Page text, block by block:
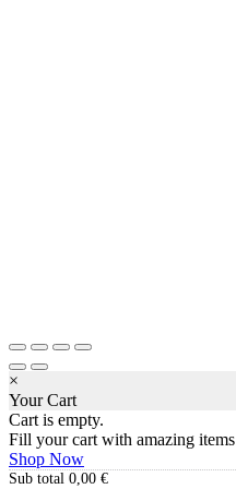
×
Your Cart
Cart is empty.
Fill your cart with amazing items
Shop Now
Sub total 0,00 €